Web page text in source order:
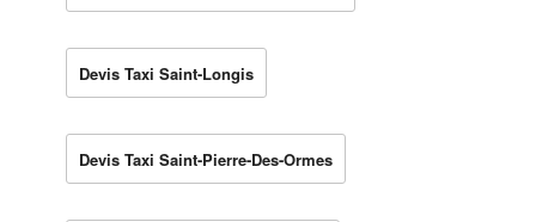
Devis Taxi Saint-Longis
Devis Taxi Saint-Pierre-Des-Ormes